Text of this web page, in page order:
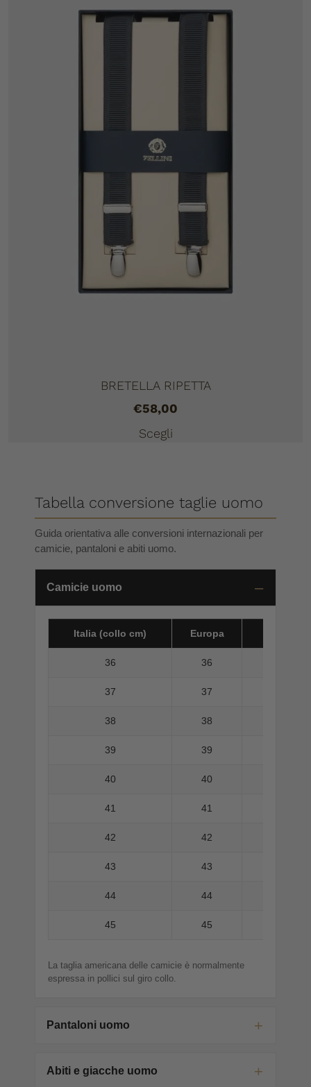
BRETELLA RIPETTA
€58,00
Scegli
Tabella conversione taglie uomo
Guida orientativa alle conversioni internazionali per
camicie, pantaloni e abiti uomo.
Camicie uomo
Italia (collo cm) Europa
36 36
37 37
38 38
39 39
40 40
41 41
42 42
43 43
44 44
45 45
La taglia americana delle camicie è normalmente
espressa in pollici sul giro collo.
Pantaloni uomo
Abiti e giacche uomo